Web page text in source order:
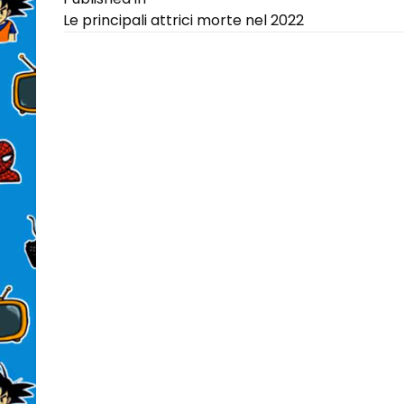
articoli
Le principali attrici morte nel 2022